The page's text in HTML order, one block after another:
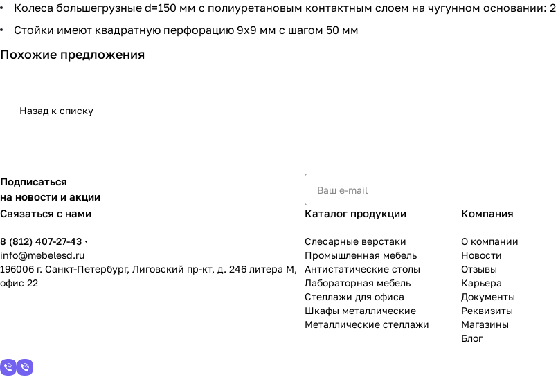
Колеса большегрузные d=150 мм с полиуретановым контактным слоем на чугунном основании:
Стойки имеют квадратную перфорацию 9x9 мм с шагом 50 мм
Похожие предложения
Назад к списку
Подписаться
на новости и акции
Связаться с нами
8 (812) 407-27-43
info@mebelesd.ru
196006 г. Санкт-Петербург, Лиговский пр-кт, д. 246 литера М,
офис 22
Каталог продукции
Слесарные верстаки
Промышленная мебель
Антистатические столы
Лабораторная мебель
Стеллажи для офиса
Шкафы металлические
Металлические стеллажи
Компания
О компании
Новости
Отзывы
Карьера
Документы
Реквизиты
Магазины
Блог